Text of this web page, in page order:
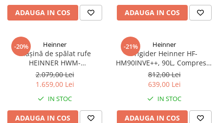
ADAUGA IN COS ADAUGA IN COS
-20% Heinner
Mașină de spălat rufe
HEINNER HWM-
HME1014IVA10+++, 10 kg,
1400 rpm, Motor Inverter, 15
programe, Panou Digital,
Funcție Adăugare haine, Alb
2.079,00 Lei
1.659,00 Lei
IN STOC
ADAUGA IN COS
-21% Heinner
Frigider Heinner HF-
HM90INVE++, 90L, Compresor
Inverter, Clasa E, Ușă
Reversibilă, Termostat
Reglabil, Alb
812,00 Lei
639,00 Lei
IN STOC
ADAUGA IN COS